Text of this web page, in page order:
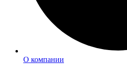
О компании